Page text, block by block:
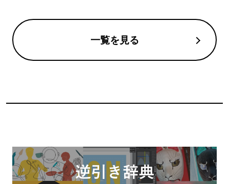
一覧を見る